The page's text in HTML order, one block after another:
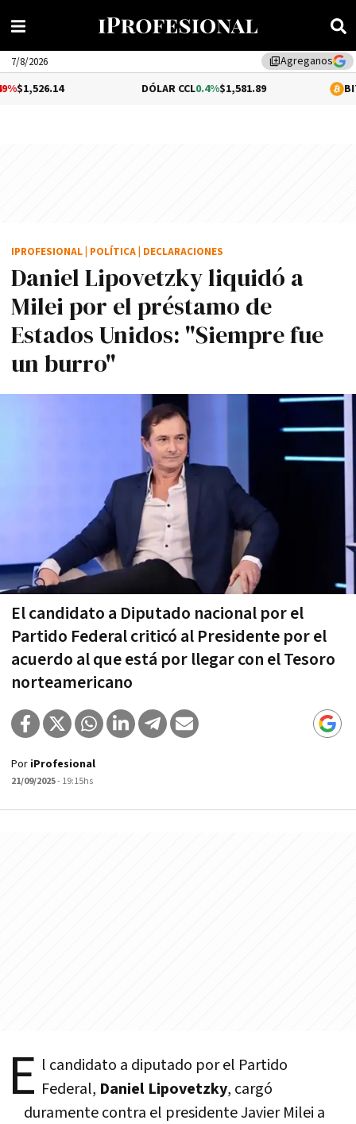
library_addAgreganos
7/8/2026
DÓLAR CCL0.4%$1,581.89 BITCOIN
Daniel Lipovetzky liquidó a
Milei por el préstamo de
Estados Unidos: "Siempre fue
un burro"
El candidato a Diputado nacional por el
Partido Federal criticó al Presidente por el
acuerdo al que está por llegar con el Tesoro
norteamericano
IPROFESIONAL POLÍTICA DECLARACIONES
Por iProfesional
21/09/2025- 19:15hs
E l candidato a diputado por el Partido
Federal, Daniel Lipovetzky, cargó
duramente contra el presidente Javier Milei a